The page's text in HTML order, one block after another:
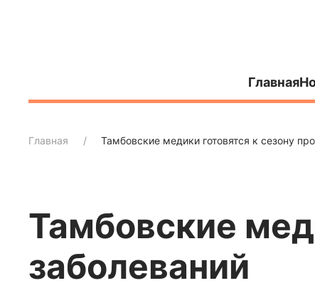
Главная
Главная Тамбовские медики готовятся к сезону
Тамбовские
заболеваний